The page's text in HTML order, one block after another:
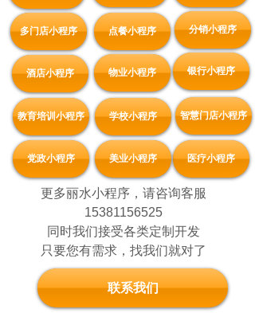
酒店小程序
分销小程序
点餐小程序
多门店小程序
银行小程序
医疗小程序
美业小程序
物业小程序
学校小程序
党政小程序
教育培训小程序
更多丽水小程序，请咨询客服
15381156525
同时我们接受各类定制开发
只要您有需求，找我们就对了
智慧门店小程序
联系我们